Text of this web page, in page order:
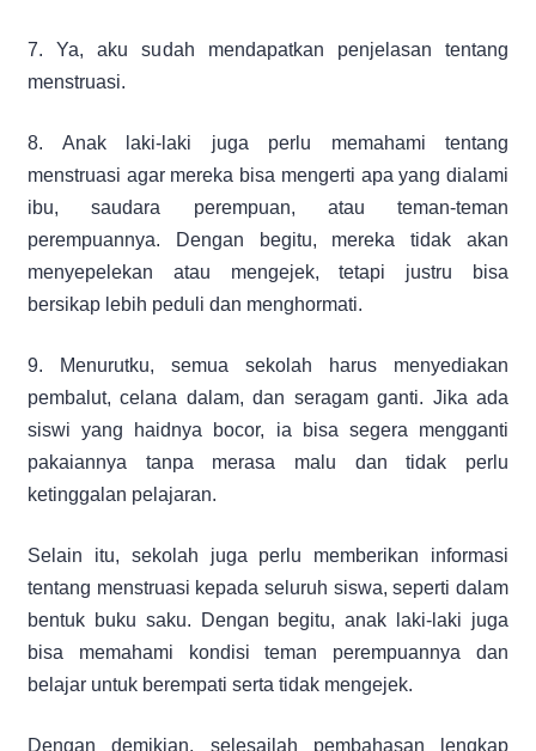
7. Ya, aku sudah mendapatkan penjelasan tentang
menstruasi.
8. Anak laki-laki juga perlu memahami tentang
menstruasi agar mereka bisa mengerti apa yang dialami
ibu, saudara perempuan, atau teman-teman
perempuannya. Dengan begitu, mereka tidak akan
menyepelekan atau mengejek, tetapi justru bisa
bersikap lebih peduli dan menghormati.
9. Menurutku, semua sekolah harus menyediakan
pembalut, celana dalam, dan seragam ganti. Jika ada
siswi yang haidnya bocor, ia bisa segera mengganti
pakaiannya tanpa merasa malu dan tidak perlu
ketinggalan pelajaran.
Selain itu, sekolah juga perlu memberikan informasi
tentang menstruasi kepada seluruh siswa, seperti dalam
bentuk buku saku. Dengan begitu, anak laki-laki juga
bisa memahami kondisi teman perempuannya dan
belajar untuk berempati serta tidak mengejek.
Dengan demikian, selesailah pembahasan lengkap